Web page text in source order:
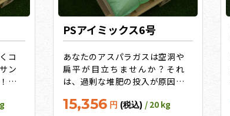
コ
ン
キ
）
PSアイミックス6号
あなたのアスパラガスは空洞や
扁平が目立ちませんか？それ
は、過剰な堆肥の投入が原因で
剰。そういうアスパラガス畑向
15,356 円 (税込) / 20 kg